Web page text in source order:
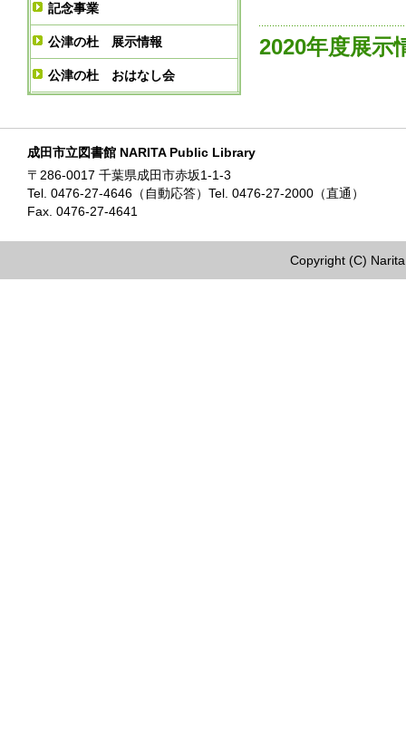
記念事業
公津の杜 展示情報
公津の杜 おはなし会
2020年度展示
成田市立図書館 NARITA Public Library
〒286-0017 千葉県成田市赤坂1-1-3
Tel. 0476-27-4646（自動応答）Tel. 0476-27-2000（直通）
Fax. 0476-27-4641
Copyright (C)